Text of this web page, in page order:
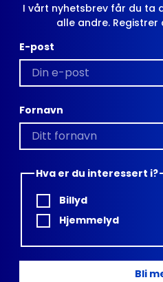
I vårt nyhetsbrev får du ta
alle andre.
E-post
Fornavn
Hva er du interessert i?
Billyd
Hjemmelyd
Bli